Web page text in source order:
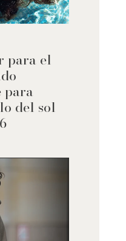
para el
para
del sol